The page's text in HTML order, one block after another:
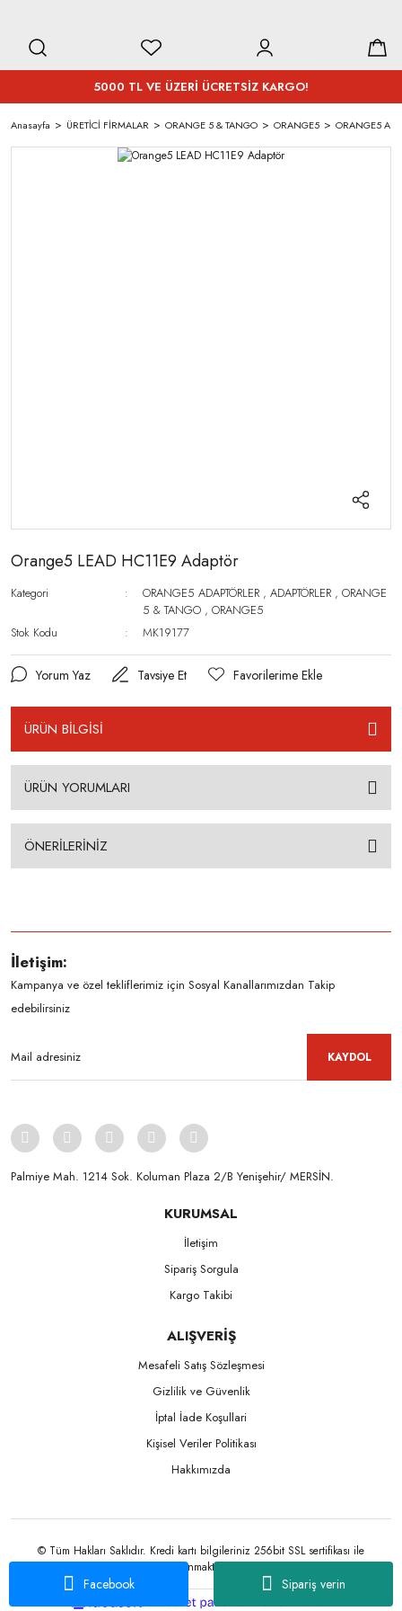
Sipariş verin
Facebook
5000 TL VE ÜZERİ ÜCRETSİZ KARGO!
Anasayfa ÜRETİCİ FİRMALAR ORANGE 5 & TANGO ORANGE5 ORANGE5
Orange5 LEAD HC11E9 Adaptör
Kategori ORANGE5 ADAPTÖRLER ,ADAPTÖRLER ,ORANGE
5 & TANGO ,ORANGE5
Stok Kodu
MK19177
Yorum Yaz Tavsiye Et
ÜRÜN BİLGİSİ
ÜRÜN YORUMLARI
ÖNERİLERİNİZ
İletişim:
Kampanya ve özel tekliflerimiz için Sosyal Kanallarımızdan Takip
edebilirsiniz
KAYDOL
Palmiye Mah. 1214 Sok. Koluman Plaza 2/B Yenişehir/ MERSİN.ㅤㅤㅤㅤㅤㅤㅤㅤㅤㅤㅤㅤㅤㅤㅤㅤㅤㅤㅤㅤㅤㅤㅤㅤㅤㅤㅤㅤㅤㅤㅤㅤㅤㅤㅤ ㅤㅤㅤㅤㅤㅤㅤㅤㅤㅤ
KURUMSAL
İletişim
Sipariş Sorgula
Kargo Takibi
ALIŞVERİŞ
Mesafeli Satış Sözleşmesi
Gizlilik ve Güvenlik
İptal İade Koşullari
Kişisel Veriler Politikası
Hakkımızda
© Tüm Hakları Saklıdır. Kredi kartı bilgileriniz 256bit SSL sertifikası ile
korunmaktadır.